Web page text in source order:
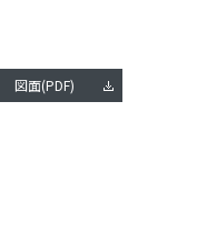
図面(PDF)